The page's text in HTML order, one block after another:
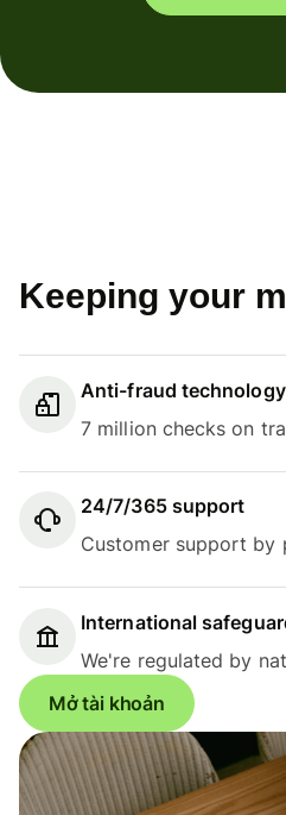
Keeping your
Anti-fraud technology
7 million checks on
24/7/365 support
Customer support by
International
We're regulated by
Mở tài khoản